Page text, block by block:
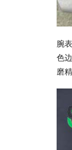
腕
色
磨